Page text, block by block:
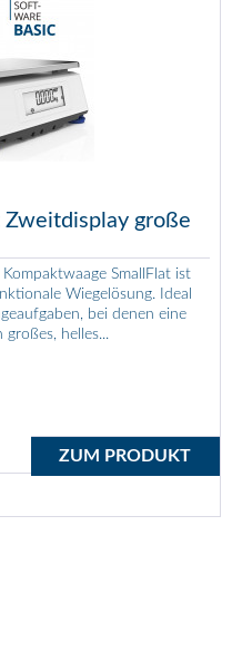
Zweitdisplay große
SmallFlat ist
Wiegelösung. Ideal
bei denen eine
helles...
ZUM PRODUKT